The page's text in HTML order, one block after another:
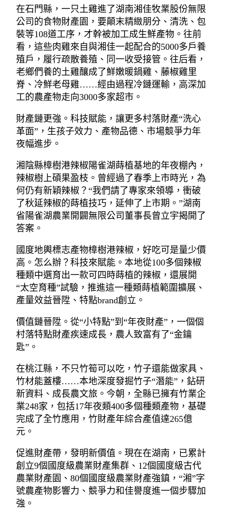
在石門縣，一只土雞進了湖南湘佳牧業股份無限
公司的食物財產園，要顛末精緻朋分、清洗、包
裝等108道工序，才幹被加工成生鮮產物。往前
看，這些肉雞來自與湘佳一起配合的5000多戶養
殖戶，履行疏散養殖、同一收受接管。往后看，
老鄉們養的土雞釀成了鮮嫩暖鍋雞、藤椒雞里
脊、冷鮮老母雞……經由過程冷鏈運輸，高深加
工的農產物走向3000多家超市。
財產鏈更強。科技賦能，讓更多村落財產“洗心
革面”，生孩子效力、產物品德、市場競爭力年
夜幅進步。
湘陰縣樟樹港辣椒陽雀湖蒔植基地的年夜棚內，
辣椒樹上碩果盈枝。曾經過了春季上市時光，為
何仍有新穎辣椒？“我們請了專家來領導，衝破
了秋延辣椒的蒔植技巧，延伸了上市期。”湖南
省陽雀湖農業開闢無限公司董事長曾立宇揭開了
答案。
國度地輿標志產物樟樹港辣椒，好吃可是量少價
高。怎么辦？科技來賦能。本地從100多個辣椒
種類中選育出一款可四時蒔植的辣椒，還展開
“太空育種”試驗，推進這一種類蒔植範圍擴展、
產量效益晉陞、特點brand創立。
價值鏈晉陞。從“小特點”到“年夜財產”，一個個
村落特點財產疾速成長，農人致富有了“金鑰
匙”。
在桃江縣，不只竹筍可以吃，竹子還能做家具、
竹材能蓋樓……本地深度發掘竹子“潛能”，鉆研
新資料、成長農文旅。今朝，全縣已擁有竹業企
業248家，包括17年夜類400多個種類產物，基礎
完成了全竹應用，竹財產年綜合產值達265億
元。
促進財產帶，發明新價值。現在在湖南，已累計
創立9個國度級農業財產集群、12個國度級古代
農業財產園、80個國度級農業財產強鎮，“湘”字
號農產物影響力、競爭力和佳譽度進一個步驟加
強。